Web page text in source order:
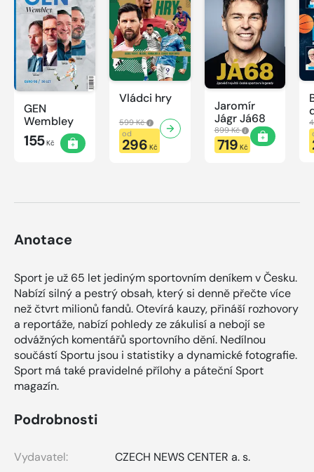
GEN
Wembley
155Kč
Vládci hry
599 Kč
od
296 Kč
Jaromír
Jágr Já68
899 Kč
719 Kč
Anotace
Sport je už 65 let jediným sportovním deníkem v Česku.
Nabízí silný a pestrý obsah, který si denně přečte více
než čtvrt milionů fandů. Otevírá kauzy, přináší rozhovory
a reportáže, nabízí pohledy ze zákulisí a nebojí se
odvážných komentářů sportovního dění. Nedílnou
součástí Sportu jsou i statistiky a dynamické fotografie.
Sport má také pravidelné přílohy a páteční Sport
magazín.
Podrobnosti
Vydavatel:
CZECH NEWS CENTER a. s.